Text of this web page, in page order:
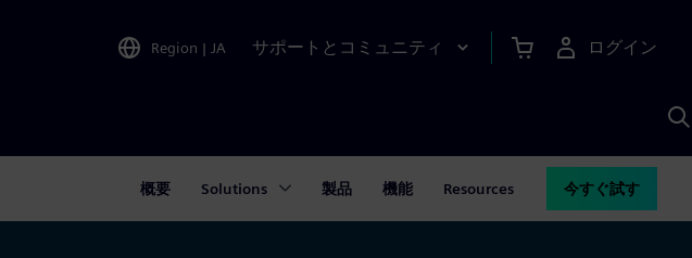
Region | JA サポートとコミュニティ ログイン
概要 Solutions 製品 機能 Resources 今すぐ試す